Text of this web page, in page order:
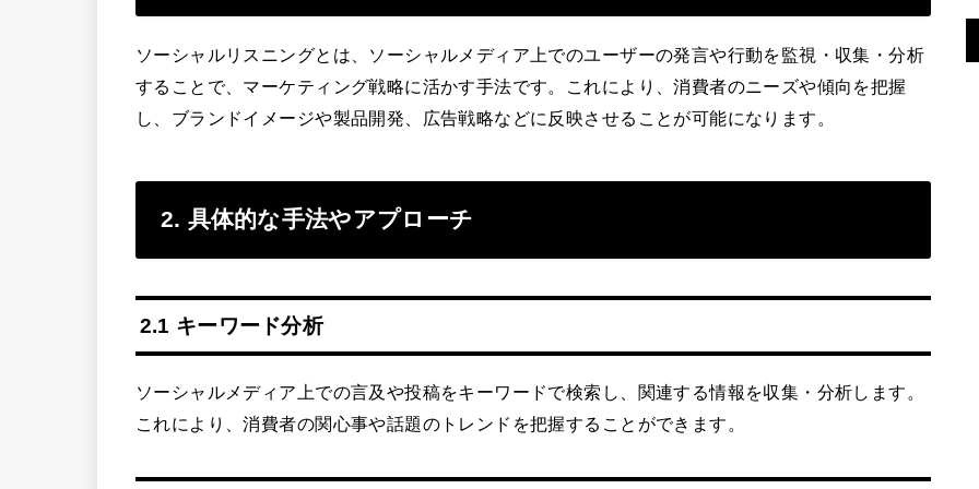
ソーシャルリスニングとは、ソーシャルメディア上でのユーザーの発言や行動を監視・収集・分析
することで、マーケティング戦略に活かす手法です。これにより、消費者のニーズや傾向を把握
し、ブランドイメージや製品開発、広告戦略などに反映させることが可能になります。
2. 具体的な手法やアプローチ
2.1 キーワード分析
ソーシャルメディア上での言及や投稿をキーワードで検索し、関連する情報を収集・分析します。
これにより、消費者の関心事や話題のトレンドを把握することができます。